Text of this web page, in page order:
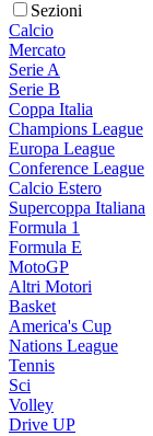
Sezioni
Calcio
Mercato
Serie A
Serie B
Coppa Italia
Champions League
Europa League
Conference League
Calcio Estero
Supercoppa Italiana
Formula 1
Formula E
MotoGP
Altri Motori
Basket
America's Cup
Nations League
Tennis
Sci
Volley
Drive UP